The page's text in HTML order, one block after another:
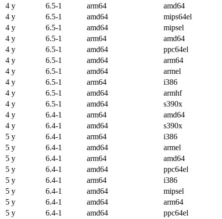
4 y
6.5-1 arm64
amd64
4 y
6.5-1 amd64
mips64el
4 y
6.5-1 amd64
mipsel
4 y
6.5-1 arm64
amd64
4 y
6.5-1 amd64
ppc64el
4 y
6.5-1 amd64
arm64
4 y
6.5-1 amd64
armel
4 y
6.5-1 arm64
i386
4 y
6.5-1 amd64
armhf
4 y
6.5-1 amd64
s390x
4 y
6.4-1 arm64
amd64
4 y
6.4-1 amd64
s390x
5 y
6.4-1 arm64
i386
5 y
6.4-1 amd64
armel
5 y
6.4-1 arm64
amd64
5 y
6.4-1 amd64
ppc64el
5 y
6.4-1 arm64
i386
5 y
6.4-1 amd64
mipsel
5 y
6.4-1 amd64
arm64
5 y
6.4-1 amd64
ppc64el